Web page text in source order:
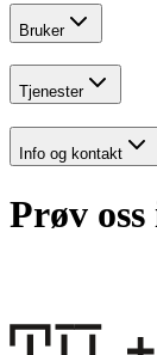
Bruker
Tjenester
Info og kontakt
Prøv